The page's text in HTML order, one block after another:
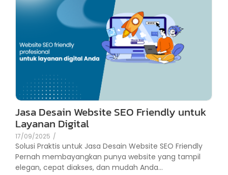
Jasa Desain Website SEO Friendly untuk
Layanan Digital
17/09/2025 /
Solusi Praktis untuk Jasa Desain Website SEO Friendly
Pernah membayangkan punya website yang tampil
elegan, cepat diakses, dan mudah Anda...